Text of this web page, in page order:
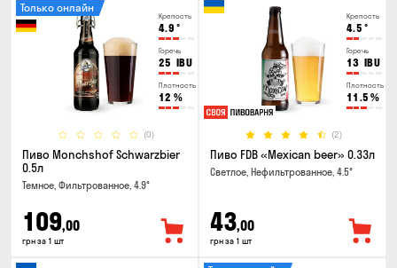
Крепость
4.9 °
Горечь
25 IBU
Плотность
12 %
(0)
Только онлайн
Пиво Monchshof Schwarzbier
0.5л
Темное, Фильтрованное, 4.9°
109,00
грн за 1 шт
Крепость
4.5 °
Горечь
13 IBU
Плотность
11.5 %
(2)
Пиво FDB «Mexican beer» 0.33л
Светлое, Нефильтрованное, 4.5°
43,00
грн за 1 шт